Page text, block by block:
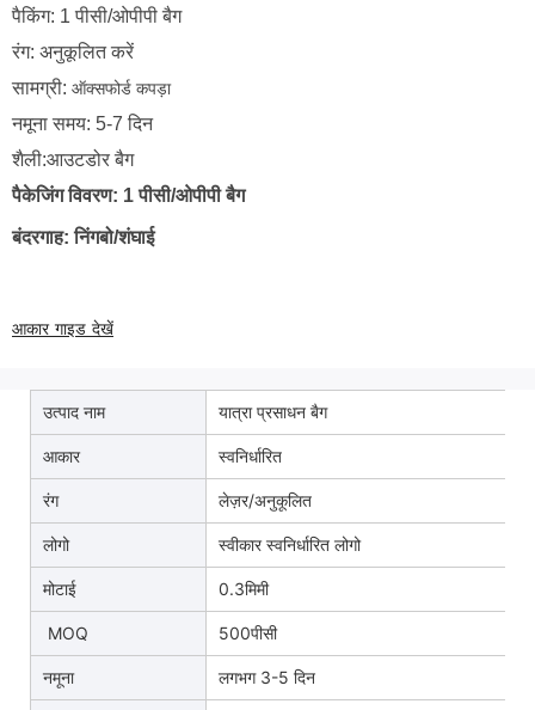
पैकिंग: 1 पीसी/ओपीपी बैग
रंग: अनुकूलित करें
सामग्री: ऑक्सफोर्ड कपड़ा
नमूना समय: 5-7 दिन
शैली:आउटडोर बैग
पैकेजिंग विवरण: 1 पीसी/ओपीपी बैग
बंदरगाह: निंगबो/शंघाई
आकार गाइड देखें
उत्पाद नाम यात्रा प्रसाधन बैग
आकार स्वनिर्धारित
रंग लेज़र/अनुकूलित
लोगो स्वीकार स्वनिर्धारित लोगो
मोटाई 0.3मिमी
MOQ 500पीसी
नमूना लगभग 3-5 दिन